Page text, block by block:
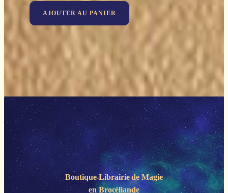
AJOUTER AU PANIER
Boutique-Librairie deMagie
en Brocéliande